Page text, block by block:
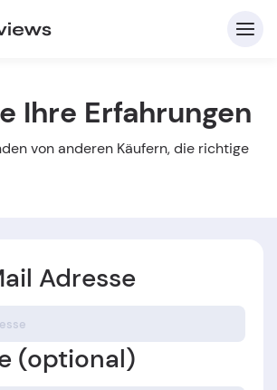
Ihre Erfahrungen
von anderen Käufern, die richtige
Adresse
(optional)